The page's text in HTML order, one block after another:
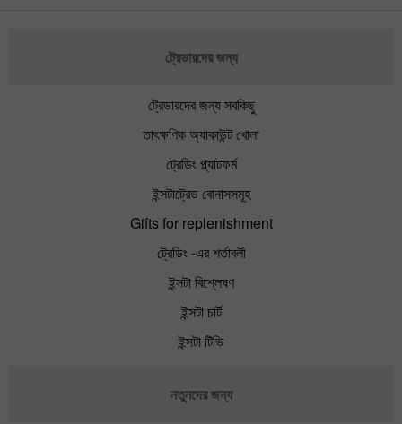
ট্রেডারদের জন্য
ট্রেডারদের জন্য সবকিছু
তাৎক্ষণিক অ্যাকাউন্ট খোলা
ট্রেডিং প্ল্যাটফর্ম
ইন্সটাট্রেড বোনাসসমূহ
Gifts for replenishment
ট্রেডিং -এর শর্তাবলী
ইন্সটা বিশ্লেষণ
ইন্সটা চার্ট
ইন্সটা টিভি
নতুনদের জন্য